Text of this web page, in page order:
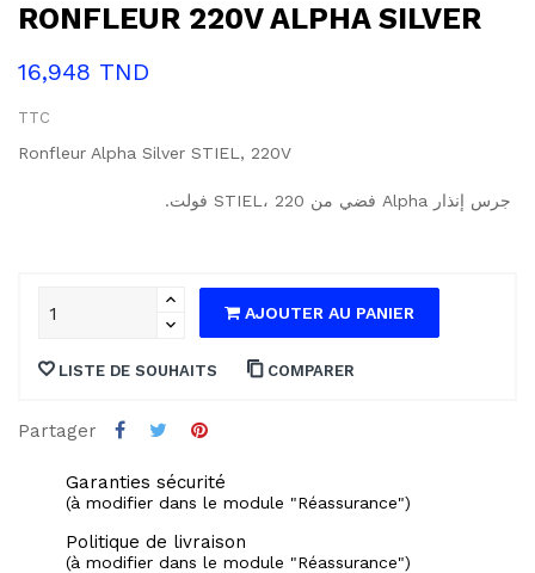
RONFLEUR 220V ALPHA SILVER
16,948 TND
TTC
Ronfleur Alpha Silver STIEL, 220V
جرس إنذار Alpha فضي من STIEL، 220 فولت.
AJOUTER AU PANIER
LISTE DE SOUHAITS COMPARER
Partager
Garanties sécurité
(à modifier dans le module "Réassurance")
Politique de livraison
(à modifier dans le module "Réassurance")